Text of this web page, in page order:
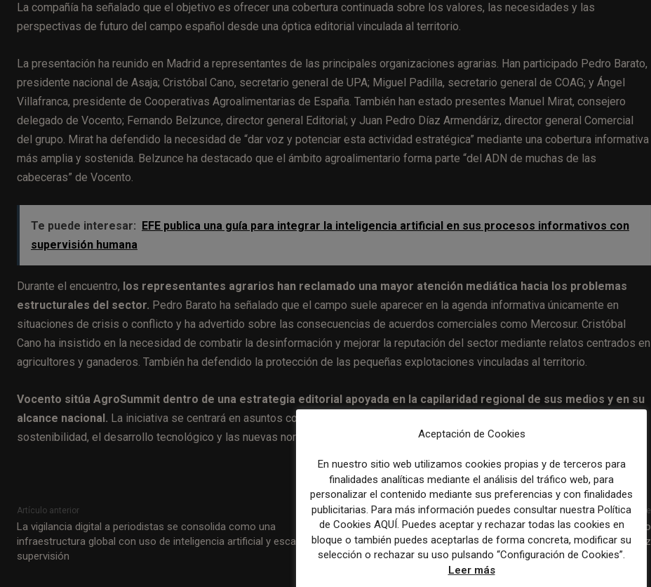
La compañía ha señalado que el objetivo es ofrecer una cobertura continuada sobre los valores, las necesidades y las
perspectivas de futuro del campo español desde una óptica editorial vinculada al territorio.
La presentación ha reunido en Madrid a representantes de las principales organizaciones agrarias. Han participado Pedro Barato,
presidente nacional de Asaja; Cristóbal Cano, secretario general de UPA; Miguel Padilla, secretario general de COAG; y Ángel
Villafranca, presidente de Cooperativas Agroalimentarias de España. También han estado presentes Manuel Mirat, consejero
delegado de Vocento; Fernando Belzunce, director general Editorial; y Juan Pedro Díaz Armendáriz, director general Comercial
del grupo. Mirat ha defendido la necesidad de “dar voz y potenciar esta actividad estratégica” mediante una cobertura informativa
más amplia y sostenida. Belzunce ha destacado que el ámbito agroalimentario forma parte “del ADN de muchas de las
cabeceras” de Vocento.
Te puede interesar:
EFE publica una guía para integrar la inteligencia artificial en sus procesos informativos con
supervisión humana
Durante el encuentro, los representantes agrarios han reclamado una mayor atención mediática hacia los problemas
estructurales del sector. Pedro Barato ha señalado que el campo suele aparecer en la agenda informativa únicamente en
situaciones de crisis o conflicto y ha advertido sobre las consecuencias de acuerdos comerciales como Mercosur. Cristóbal
Cano ha insistido en la necesidad de combatir la desinformación y mejorar la reputación del sector mediante relatos centrados en
agricultores y ganaderos. También ha defendido la protección de las pequeñas explotaciones vinculadas al territorio.
Vocento sitúa AgroSummit dentro de una estrategia editorial apoyada en la capilaridad regional de sus medios y en su
alcance nacional. La iniciativa se centrará en asuntos como la Política Agraria Común (PAC), la competitividad internacional, la
sostenibilidad, el desarrollo tecnológico y las nuevas normativas relacionadas con la producción y el desperdicio alimentario.
Artículo anterior
La vigilancia digital a periodistas se consolida como una
infraestructura global con uso de inteligencia artificial y escasa
supervisión
Artículo siguiente
Crónica, memoria y verdad: las lecciones periodísticas de Sergio
Ramírez
Aceptación de Cookies
En nuestro sitio web utilizamos cookies propias y de terceros para
finalidades analíticas mediante el análisis del tráfico web, para
personalizar el contenido mediante sus preferencias y con finalidades
publicitarias. Para más información puedes consultar nuestra Política
de Cookies AQUÍ. Puedes aceptar y rechazar todas las cookies en
bloque o también puedes aceptarlas de forma concreta, modificar su
selección o rechazar su uso pulsando “Configuración de Cookies”.
Leer más